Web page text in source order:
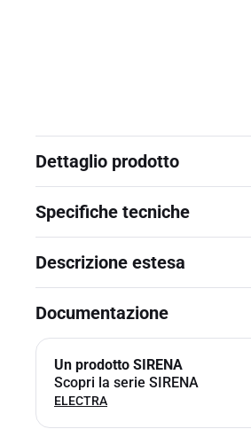
Dettaglio prodotto
Specifiche tecniche
Descrizione estesa
Documentazione
Un prodotto SIRENA
Scopri la serie SIRENA
ELECTRA